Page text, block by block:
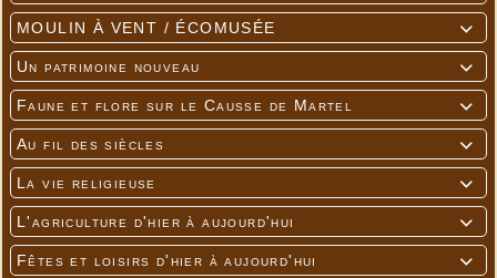

MOULIN À VENT / ÉCOMUSÉE

Un patrimoine nouveau

Faune et flore sur le Causse de Martel

Au fil des siècles

La vie religieuse

L'agriculture d'hier à aujourd'hui

Fêtes et loisirs d'hier à aujourd'hui